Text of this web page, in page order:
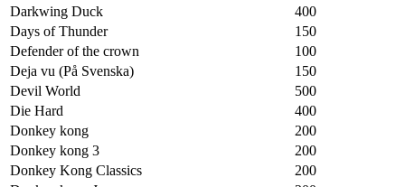
Darkwing Duck
400
Days of Thunder
150
Defender of the crown
100
Deja vu (På Svenska)
150
Devil World
500
Die Hard
400
Donkey kong
200
Donkey kong 3
200
Donkey Kong Classics
200